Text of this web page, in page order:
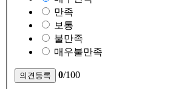
만족
보통
불만족
매우불만족
0/100